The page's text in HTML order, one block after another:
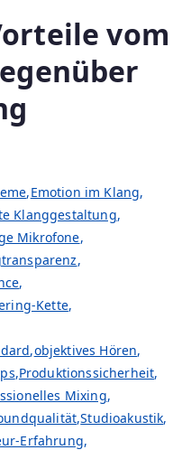
vom
,Emotion im Klang,
Klanggestaltung,
Mikrofone,
,
,
Kette,
,objektives Hören,
,Produktionssicherheit,
Mixing,
,Studioakustik,
Erfahrung,